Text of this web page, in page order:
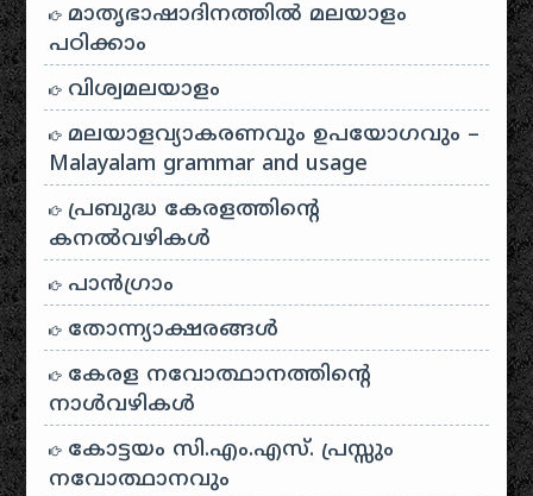
മാതൃഭാഷാദിനത്തിൽ മലയാളം
പഠിക്കാം
വിശ്വമലയാളം
മലയാളവ്യാകരണവും ഉപയോഗവും –
Malayalam grammar and usage
പ്രബുദ്ധ കേരളത്തിന്റെ
കനൽവഴികൾ
പാന്‍ഗ്രാം
തോന്ന്യാക്ഷരങ്ങള്‍
കേരള നവോത്ഥാനത്തിന്റെ
നാൾവഴികൾ
കോട്ടയം സി.എം.എസ്. പ്രസ്സും
നവോത്ഥാനവും